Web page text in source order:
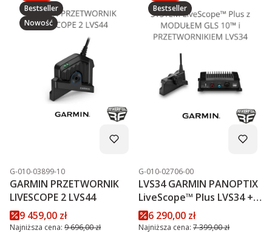
Bestseller
Nowość
Kod produktu
G-010-03899-10
GARMIN PRZETWORNIK
LIVESCOPE 2 LVS44
Cena promocyjna
9 459,00 zł
Najniższa cena: 9 696,00 zł
Bestseller
Kod produktu
G-010-02706-00
LVS34 GARMIN PANOPTIX
LiveScope™ Plus LVS34 +
MODUŁ GLS 10™
PROMOCJA
Cena promocyjna
6 290,00 zł
Najniższa cena: 7 399,00 zł